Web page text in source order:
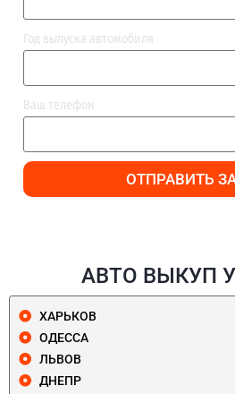
Год выпуска автомобиля
Ваш телефон
ОТПРАВИТЬ
АВТО ВЫКУП
ХАРЬКОВ
ОДЕССА
ЛЬВОВ
ДНЕПР